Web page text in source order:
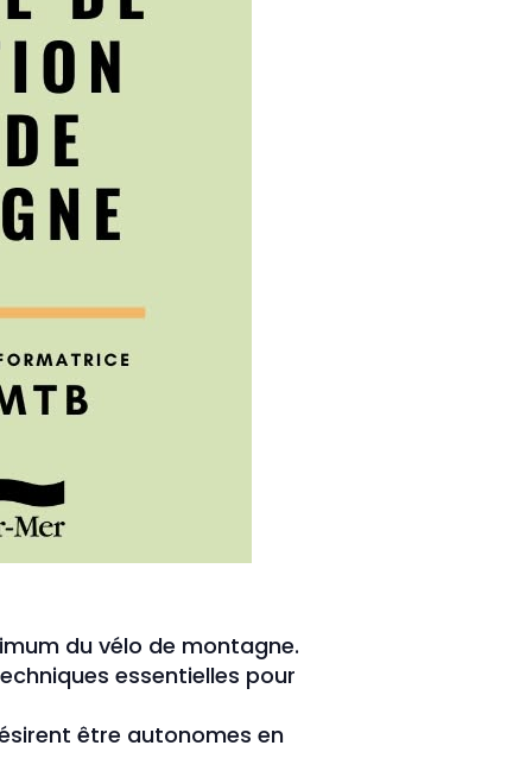
du vélo de montagne.
essentielles pour
être autonomes en